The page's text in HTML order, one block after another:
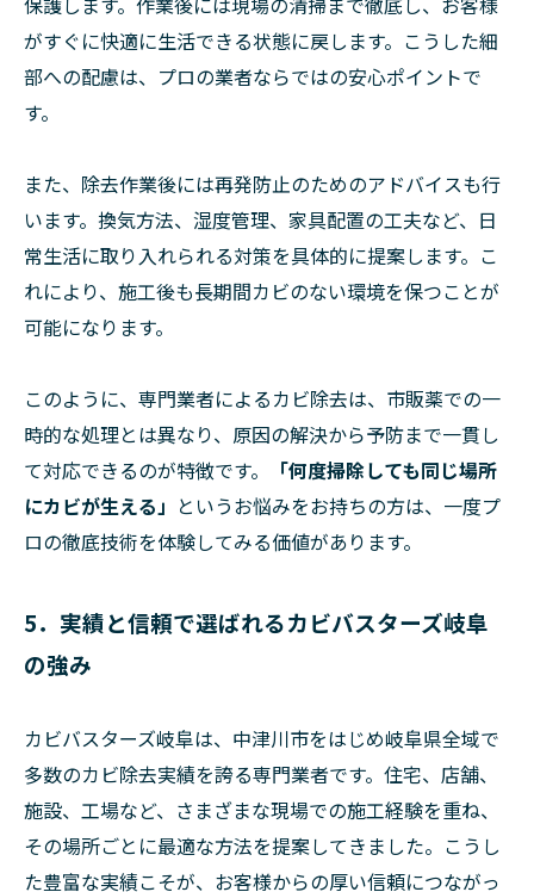
がすぐに快適に生活できる状態に戻します。こうした細
部への配慮は、プロの業者ならではの安心ポイントで
す。
また、除去作業後には再発防止のためのアドバイスも行
います。換気方法、湿度管理、家具配置の工夫など、日
常生活に取り入れられる対策を具体的に提案します。こ
れにより、施工後も長期間カビのない環境を保つことが
可能になります。
このように、専門業者によるカビ除去は、市販薬での一
時的な処理とは異なり、原因の解決から予防まで一貫し
て対応できるのが特徴です。
「何度掃除しても同じ場所
にカビが生える」 というお悩みをお持ちの方は、一度プ
ロの徹底技術を体験してみる価値があります。
5．実績と信頼で選ばれるカビバスターズ岐阜
の強み
カビバスターズ岐阜は、中津川市をはじめ岐阜県全域で
多数のカビ除去実績を誇る専門業者です。住宅、店舗、
施設、工場など、さまざまな現場での施工経験を重ね、
その場所ごとに最適な方法を提案してきました。こうし
た豊富な実績こそが、お客様からの厚い信頼につながっ